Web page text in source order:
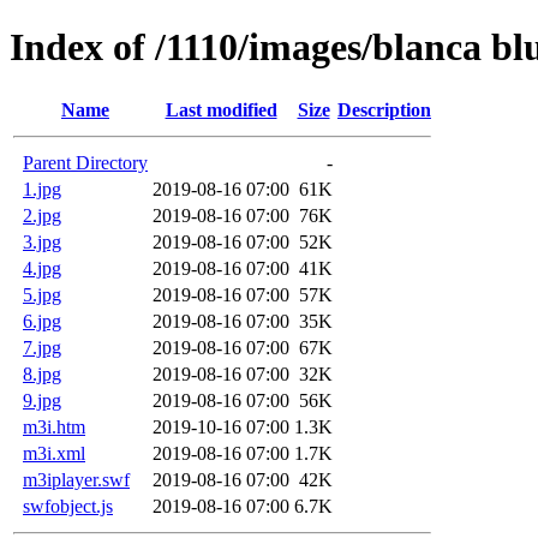
Index of /1110/images/blanca
Name Last modified Size Description
Parent Directory
-
1.jpg
2019-08-16 07:00 61K
2.jpg
2019-08-16 07:00 76K
3.jpg
2019-08-16 07:00 52K
4.jpg
2019-08-16 07:00 41K
5.jpg
2019-08-16 07:00 57K
6.jpg
2019-08-16 07:00 35K
7.jpg
2019-08-16 07:00 67K
8.jpg
2019-08-16 07:00 32K
9.jpg
2019-08-16 07:00 56K
m3i.htm
2019-10-16 07:00 1.3K
m3i.xml
2019-08-16 07:00 1.7K
m3iplayer.swf
2019-08-16 07:00 42K
swfobject.js
2019-08-16 07:00 6.7K